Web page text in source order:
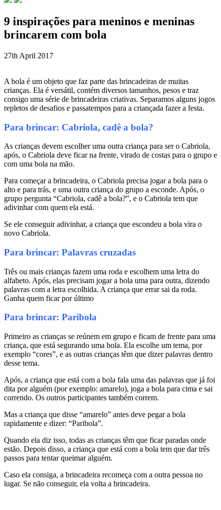
9 inspirações para meninos e meninas
brincarem com bola
27th April 2017
A bola é um objeto que faz parte das brincadeiras de muitas
crianças. Ela é versátil, contém diversos tamanhos, pesos e traz
consigo uma série de brincadeiras criativas. Separamos alguns jogos
repletos de desafios e passatempos para a criançada fazer a festa.
Para brincar: Cabriola, cadê a bola?
As crianças devem escolher uma outra criança para ser o Cabriola,
após, o Cabriola deve ficar na frente, virado de costas para o grupo e
com uma bola na mão.
Para começar a brincadeira, o Cabriola precisa jogar a bola para o
alto e para trás, e uma outra criança do grupo a esconde. Após, o
grupo pergunta “Cabriola, cadê a bola?”, e o Cabriola tem que
adivinhar com quem ela está.
Se ele conseguir adivinhar, a criança que escondeu a bola vira o
novo Cabriola.
Para brincar: Palavras cruzadas
Três ou mais crianças fazem uma roda e escolhem uma letra do
alfabeto. Após, elas precisam jogar a bola uma para outra, dizendo
palavras com a letra escolhida. A criança que errar sai da roda.
Ganha quem ficar por último
Para brincar: Paribola
Primeiro as crianças se reúnem em grupo e ficam de frente para uma
criança, que está segurando uma bola. Ela escolhe um tema, por
exemplo “cores”, e as outras crianças têm que dizer palavras dentro
desse tema.
Após, a criança que está com a bola fala uma das palavras que já foi
dita por alguém (por exemplo: amarelo), joga a bola para cima e sai
correndo. Os outros participantes também correm.
Mas a criança que disse “amarelo” antes deve pegar a bola
rapidamente e dizer: “Paribola”.
Quando ela diz isso, todas as crianças têm que ficar paradas onde
estão. Depois disso, a criança que está com a bola tem que dar três
passos para tentar queimar alguém.
Caso ela consiga, a brincadeira recomeça com a outra pessoa no
lugar. Se não conseguir, ela volta a brincadeira.